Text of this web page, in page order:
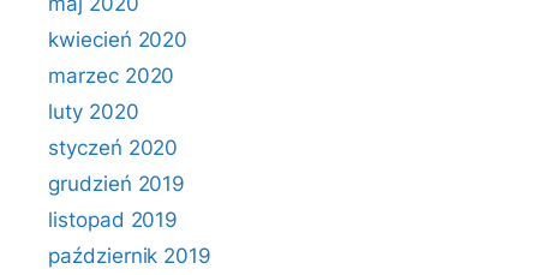
kwiecień 2020
marzec 2020
luty 2020
styczeń 2020
grudzień 2019
listopad 2019
październik 2019